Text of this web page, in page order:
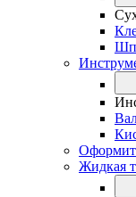
Жидкая